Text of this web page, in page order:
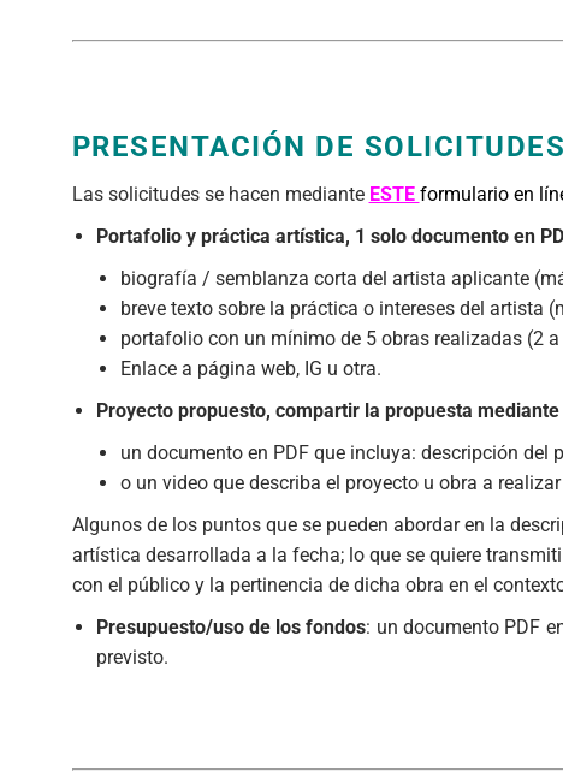
PRESENTACIÓN DE SOLICITUDES
Las solicitudes se hacen mediante ESTE formulario en
Portafolio y práctica artística, 1 solo documento en
biografía / semblanza corta del artista aplicante
breve texto sobre la práctica o intereses del artista
portafolio con un mínimo de 5 obras realizadas (2
Enlace a página web, IG u otra.
Proyecto propuesto, compartir la propuesta
un documento en PDF que incluya: descripción
o un video que describa el proyecto u obra a
Algunos de los puntos que se pueden abordar en la
artística desarrollada a la fecha; lo que se quiere
con el público y la pertinencia de dicha obra en el
Presupuesto/uso de los fondos: un documento PDF
previsto.